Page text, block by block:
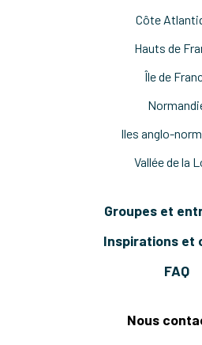
Côte
Hauts de
Île de
Iles anglo-
Vallée de la
Groupes et
Inspirations et
FAQ
Nous